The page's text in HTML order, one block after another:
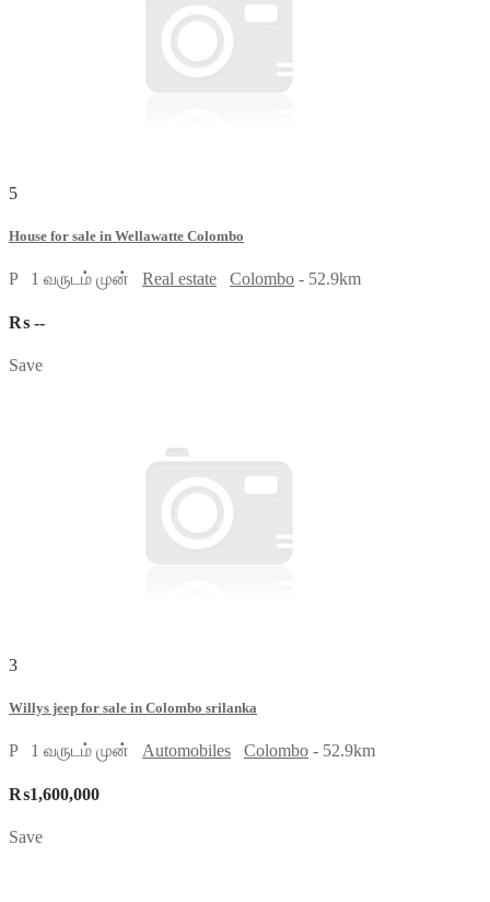
5
House for sale in Wellawatte Colombo
P 1 வருடம் முன் Real estate Colombo - 52.9km
₨ --
Save
3
Willys jeep for sale in Colombo srilanka
P 1 வருடம் முன் Automobiles Colombo - 52.9km
₨1,600,000
Save